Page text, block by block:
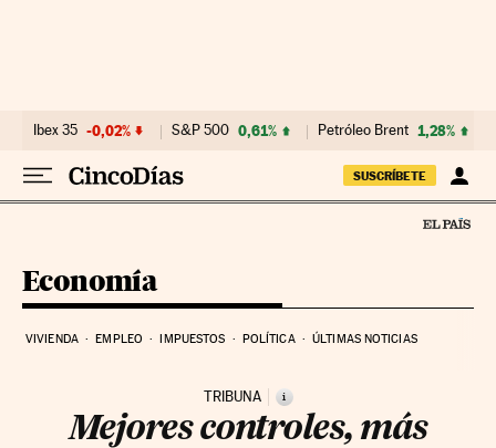
Ibex 35 -0,02% S&P 500 0,61% Petróleo Brent 1,28%
SUSCRÍBETE
Economía
VIVIENDA EMPLEO IMPUESTOS POLÍTICA ÚLTIMAS NOTICIAS
TRIBUNA i
Mejores controles, más